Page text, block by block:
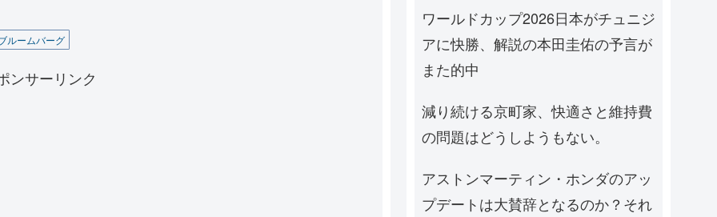
ルームバーグ
ンサーリンク
ワールドカップ2026日本がチュニジ
アに快勝、解説の本田圭佑の予言が
また的中
減り続ける京町家、快適さと維持費
の問題はどうしようもない。
アストンマーティン・ホンダのアッ
プデートは大賛辞となるのか？それ